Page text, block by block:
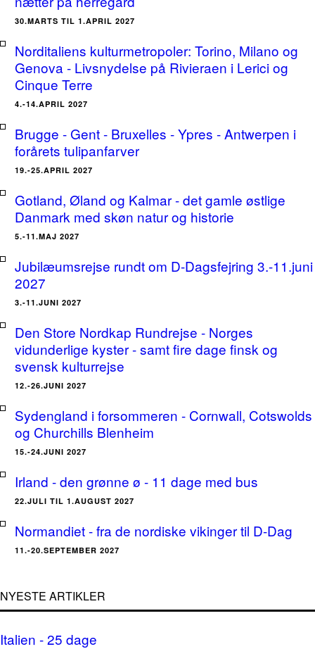
30.MARTS TIL 1.APRIL 2027
Norditaliens kulturmetropoler: Torino, Milano og
Genova - Livsnydelse på Rivieraen i Lerici og
Cinque Terre
4.-14.APRIL 2027
Brugge - Gent - Bruxelles - Ypres - Antwerpen i
forårets tulipanfarver
19.-25.APRIL 2027
Gotland, Øland og Kalmar - det gamle østlige
Danmark med skøn natur og historie
5.-11.MAJ 2027
Jubilæumsrejse rundt om D-Dagsfejring 3.-11.juni
2027
3.-11.JUNI 2027
Den Store Nordkap Rundrejse - Norges
vidunderlige kyster - samt fire dage finsk og
svensk kulturrejse
12.-26.JUNI 2027
Sydengland i forsommeren - Cornwall, Cotswolds
og Churchills Blenheim
15.-24.JUNI 2027
Irland - den grønne ø - 11 dage med bus
22.JULI TIL 1.AUGUST 2027
Normandiet - fra de nordiske vikinger til D-Dag
11.-20.SEPTEMBER 2027
NYESTE ARTIKLER
Italien - 25 dage